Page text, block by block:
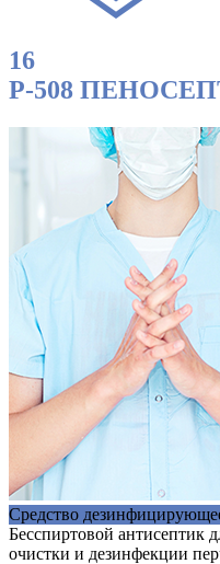
16
Р-508
Cредство
Бесспиртовой антисептик
очистки и дезинфекции